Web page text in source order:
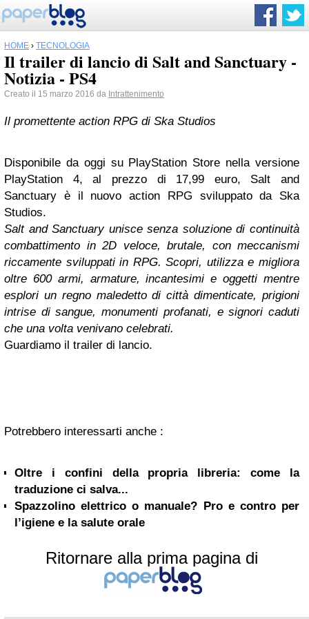
HOME › TECNOLOGIA
Il trailer di lancio di Salt and Sanctuary -
Notizia - PS4
Creato il 15 marzo 2016 da Intrattenimento
Il promettente action RPG di Ska Studios
Disponibile da oggi su PlayStation Store nella versione
PlayStation 4, al prezzo di 17,99 euro, Salt and
Sanctuary è il nuovo action RPG sviluppato da Ska
Studios.
Salt and Sanctuary unisce senza soluzione di continuità
combattimento in 2D veloce, brutale, con meccanismi
riccamente sviluppati in RPG. Scopri, utilizza e migliora
oltre 600 armi, armature, incantesimi e oggetti mentre
esplori un regno maledetto di città dimenticate, prigioni
intrise di sangue, monumenti profanati, e signori caduti
che una volta venivano celebrati.
Guardiamo il trailer di lancio.
Potrebbero interessarti anche :
Oltre i confini della propria libreria: come la
traduzione ci salva...
Spazzolino elettrico o manuale? Pro e contro per
l’igiene e la salute orale
Ritornare alla prima pagina di